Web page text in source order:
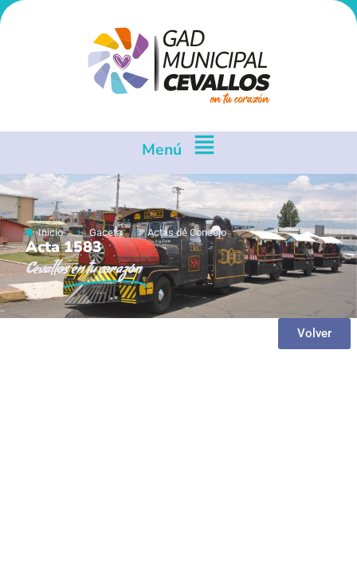
Menú
Inicio Gaceta Actas de Concejo
Acta 1583
Cevallosen tu corazón
Volver